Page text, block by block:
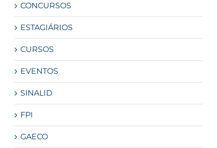
CONCURSOS
ESTAGIÁRIOS
CURSOS
EVENTOS
SINALID
FPI
GAECO